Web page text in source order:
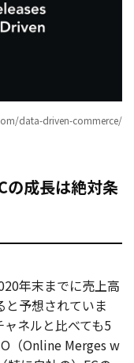
data-driven-commerce/
の成長は絶対条
年末までに売上高
予想されていま
ネルと比べても5
（Online Merges w